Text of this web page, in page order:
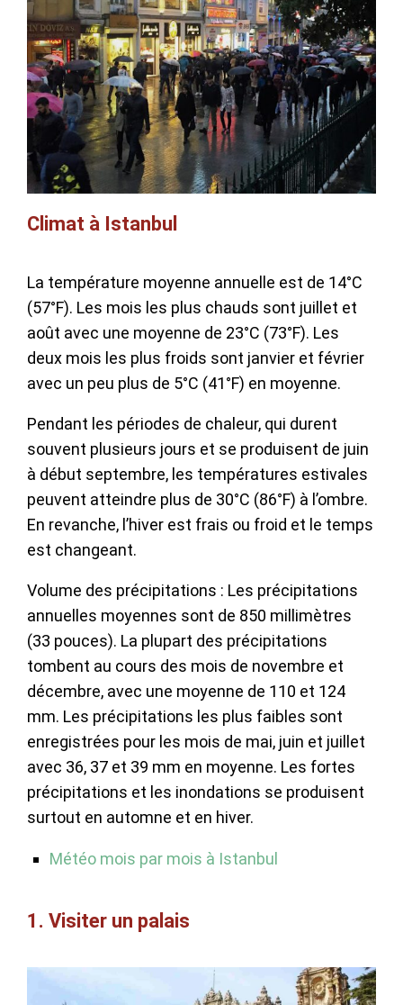
Climat à Istanbul
La température moyenne annuelle est de 14°C
(57°F). Les mois les plus chauds sont juillet et
août avec une moyenne de 23°C (73°F). Les
deux mois les plus froids sont janvier et février
avec un peu plus de 5°C (41°F) en moyenne.
Pendant les périodes de chaleur, qui durent
souvent plusieurs jours et se produisent de juin
à début septembre, les températures estivales
peuvent atteindre plus de 30°C (86°F) à l’ombre.
En revanche, l’hiver est frais ou froid et le temps
est changeant.
Volume des précipitations : Les précipitations
annuelles moyennes sont de 850 millimètres
(33 pouces). La plupart des précipitations
tombent au cours des mois de novembre et
décembre, avec une moyenne de 110 et 124
mm. Les précipitations les plus faibles sont
enregistrées pour les mois de mai, juin et juillet
avec 36, 37 et 39 mm en moyenne. Les fortes
précipitations et les inondations se produisent
surtout en automne et en hiver.
Météo mois par mois à Istanbul
1. Visiter un palais